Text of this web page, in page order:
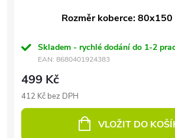
Rozměr koberce: 80x150
Skladem - rychlé dodání do 1-2
EAN: 8680401924383
499 Kč
412 Kč bez DPH
VLOŽIT DO